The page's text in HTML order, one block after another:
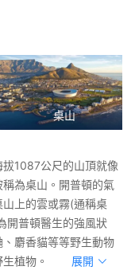
桌山
1087公尺的山頂就像
為桌山。開普頓的氣
上的雲或霧(通稱桌
開普頓醫生的強風狀
麝香貓等等野生動物
植物。
展開